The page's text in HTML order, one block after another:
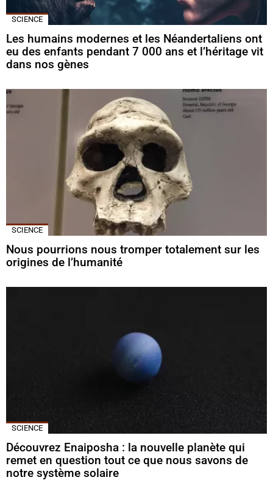
SCIENCE
Les humains modernes et les Néandertaliens ont
eu des enfants pendant 7 000 ans et l’héritage vit
dans nos gènes
SCIENCE
Nous pourrions nous tromper totalement sur les
origines de l’humanité
SCIENCE
Découvrez Enaiposha : la nouvelle planète qui
remet en question tout ce que nous savons de
notre système solaire